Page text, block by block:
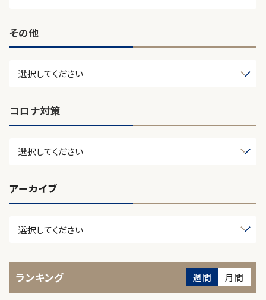
その他
コロナ対策
アーカイブ
ランキング 週間 月間